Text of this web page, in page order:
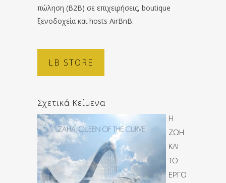
πώληση (B2B) σε επιχειρήσεις, boutique
ξενοδοχεία και hosts AirBnB.
LB STORE
Σχετικά Κείμενα
Η
ΖΩΗ
ΚΑΙ
ΤΟ
ΕΡΓΟ